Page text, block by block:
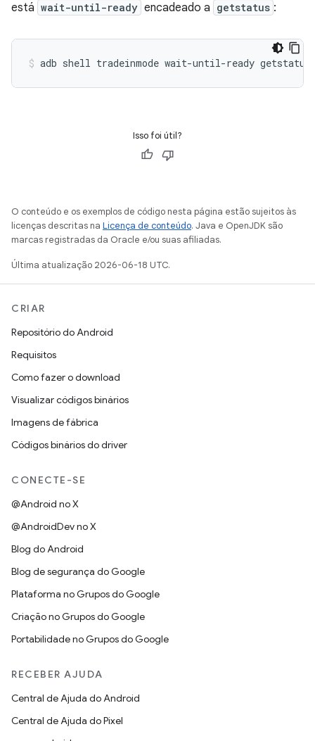
está wait-until-ready encadeado a getstatus :
adb shell tradeinmode wait-until-ready getstatus
Isso foi útil?
O conteúdo e os exemplos de código nesta página estão sujeitos às
licenças descritas na Licença de conteúdo. Java e OpenJDK são
marcas registradas da Oracle e/ou suas afiliadas.
Última atualização 2026-06-18 UTC.
CRIAR
Repositório do Android
Requisitos
Como fazer o download
Visualizar códigos binários
Imagens de fábrica
Códigos binários do driver
CONECTE-SE
@Android no X
@AndroidDev no X
Blog do Android
Blog de segurança do Google
Plataforma no Grupos do Google
Criação no Grupos do Google
Portabilidade no Grupos do Google
RECEBER AJUDA
Central de Ajuda do Android
Central de Ajuda do Pixel